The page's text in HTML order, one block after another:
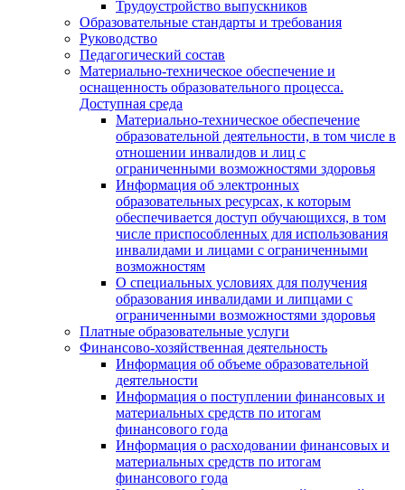
Трудоустройство выпускников
Образовательные стандарты и требования
Руководство
Педагогический состав
Материально-техническое обеспечение и
оснащенность образовательного процесса.
Доступная среда
Материально-техническое обеспечение
образовательной деятельности, в том числе в
отношении инвалидов и лиц с
ограниченными возможностями здоровья
Информация об электронных
образовательных ресурсах, к которым
обеспечивается доступ обучающихся, в том
числе приспособленных для использования
инвалидами и лицами с ограниченными
возможностям
О специальных условиях для получения
образования инвалидами и липцами с
ограниченными возможностями здоровья
Платные образовательные услуги
Финансово-хозяйственная деятельность
Информация об объеме образовательной
деятельности
Информация о поступлении финансовых и
материальных средств по итогам
финансового года
Информация о расходовании финансовых и
материальных средств по итогам
финансового года